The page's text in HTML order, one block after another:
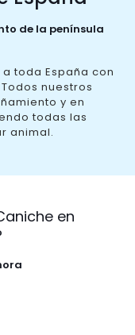
de la península
toda España con
nuestros
y en
todas las
animal.
en